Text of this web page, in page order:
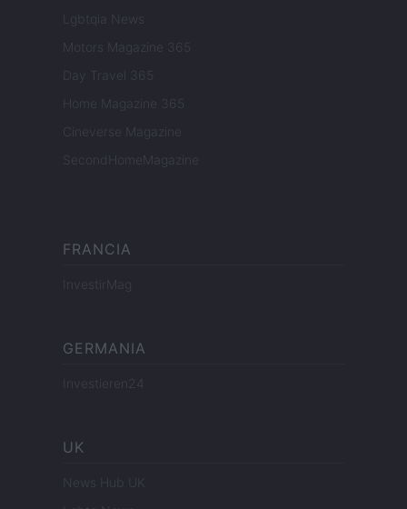
Lgbtqia News
Motors Magazine 365
Day Travel 365
Home Magazine 365
Cineverse Magazine
SecondHomeMagazine
FRANCIA
InvestirMag
GERMANIA
Investieren24
UK
News Hub UK